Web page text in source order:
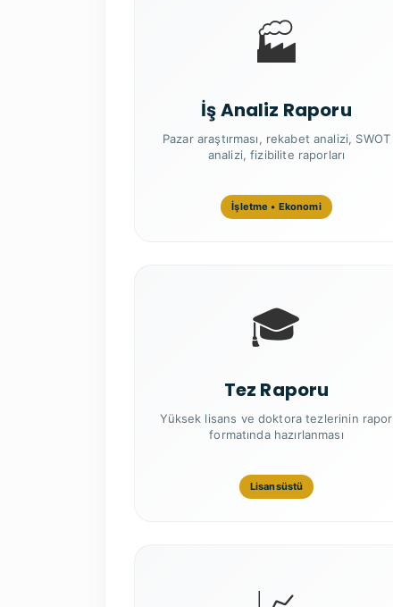
🏭
İş Analiz Raporu
Pazar araştırması, rekabet analizi, SWOT
analizi, fizibilite raporları
İşletme • Ekonomi
🎓
Tez Raporu
Yüksek lisans ve doktora tezlerinin rapor
formatında hazırlanması
Lisansüstü